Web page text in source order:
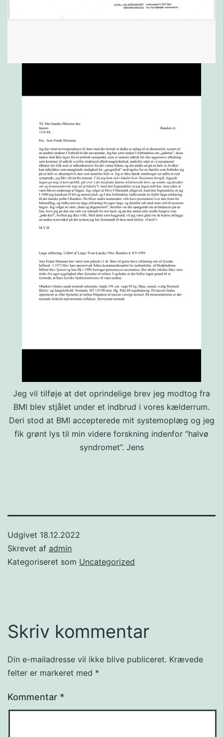
Jeg vil tilføje at det oprindelige brev jeg modtog fra
BMI blev stjålet under et indbrud i vores kælderrum.
Deri stod at BMI accepterede mit systemoplæg og jeg
fik grønt lys til min videre forskning indenfor “halvø
syndromet”. Jens
Udgivet 18.12.2022
Skrevet af admin
Kategoriseret som Uncategorized
Skriv kommentar
Din e-mailadresse vil ikke blive publiceret. Krævede
felter er markeret med *
Kommentar *